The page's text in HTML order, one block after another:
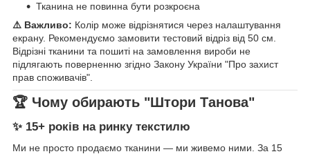
Тканина не повинна бути розкроєна
⚠️ Важливо: Колір може відрізнятися через налаштування
екрану. Рекомендуємо замовити тестовий відріз від 50 см.
Відрізні тканини та пошиті на замовлення вироби не
підлягають поверненню згідно Закону України "Про захист
прав споживачів".
🏆 Чому обирають "Штори Танова"
✨ 15+ років на ринку текстилю
Ми не просто продаємо тканини — ми живемо ними. За 15